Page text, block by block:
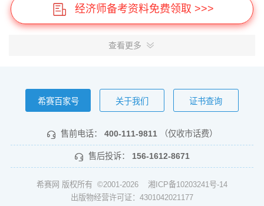
经济师备考资料免费领取 >>>
查看更多
希赛百家号 关于我们 证书查询
售前电话： 400-111-9811 （仅收市话费）
售后投诉： 156-1612-8671
希赛网 版权所有 ©2001-2026 湘ICP备10203241号-14
出版物经营许可证：4301042021177